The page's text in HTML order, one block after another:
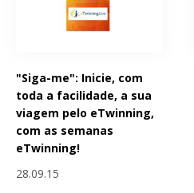
"Siga-me": Inicie, com
toda a facilidade, a sua
viagem pelo eTwinning,
com as semanas
eTwinning!
28.09.15